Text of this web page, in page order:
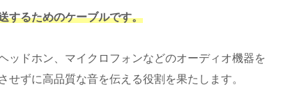
するためのケーブルです。
ッドホン、マイクロフォンなどのオーディオ機器を
ずに高品質な音を伝える役割を果たします。